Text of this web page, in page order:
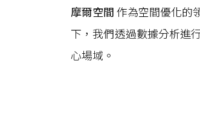
摩爾空間作為空間優化的
下，我們透過數據分析進
心場域。